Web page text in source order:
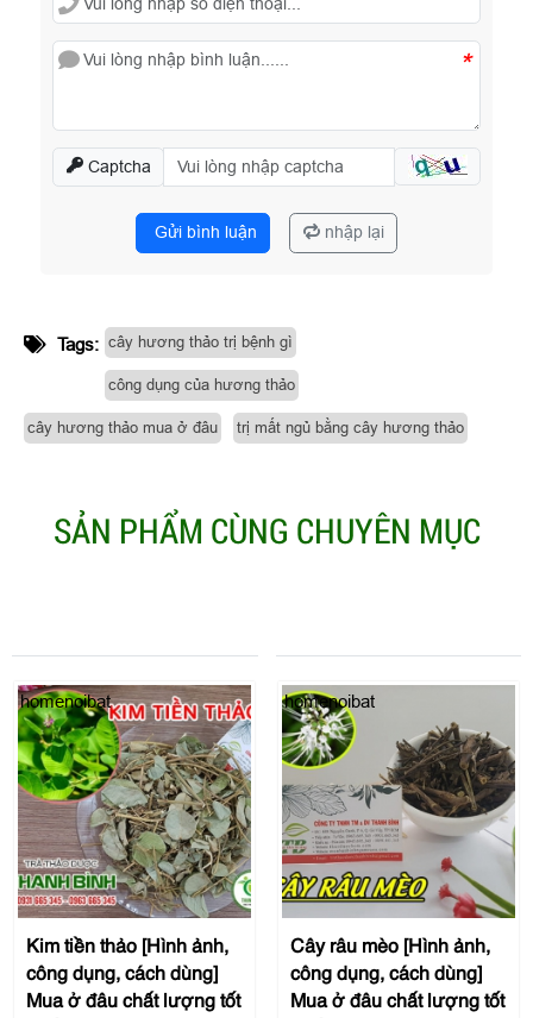
*
Captcha
Gửi bình luận nhập lại
Tags: cây hương thảo trị bệnh gì
công dụng của hương thảo
cây hương thảo mua ở đâu trị mất ngủ bằng cây hương thảo
SẢN PHẨM CÙNG CHUYÊN MỤC
homenoibat
Kim tiền thảo [Hình ảnh,
công dụng, cách dùng]
Mua ở đâu chất lượng tốt
homenoibat
Cây râu mèo [Hình ảnh,
công dụng, cách dùng]
Mua ở đâu chất lượng tốt